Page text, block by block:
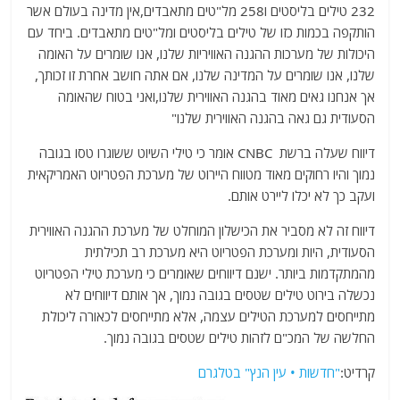
232 טילים בליסטים ו258 מל"טים מתאבדים,אין מדינה בעולם אשר
הותקפה בכמות כזו של טילים בליסטים ומל"טים מתאבדים. ביחד עם
היכולות של מערכות ההגנה האוויריות שלנו, אנו שומרים על האומה
שלנו, אנו שומרים על המדינה שלנו, אם אתה חושב אחרת זו זכותך,
אך אנחנו גאים מאוד בהגנה האווירית שלנו,ואני בטוח שהאומה
הסעודית גם גאה בהגנה האווירית שלנו"
דיווח שעלה ברשת CNBC אומר כי טילי השיוט ששוגרו טסו בגובה
נמוך והיו רחוקים מאוד מטווח היירוט של מערכת הפטריוט האמריקאית
ועקב כך לא יכלו ליירט אותם.
דיווח זה לא מסביר את הכישלון המוחלט של מערכת ההגנה האווירית
הסעודית, היות ומערכת הפטריוט היא מערכת רב תכילתית
מהמתקדמות ביותר. ישנם דיווחים שאומרים כי מערכת טילי הפטריוט
נכשלה בירוט טילים שטסים בגובה נמוך, אך אותם דיווחים לא
מתייחסים למערכת הטילים עצמה, אלא מתייחסים לכאורה ליכולת
החלשה של המכ"ם לזהות טילים שטסים בגובה נמוך.
קרדיט:"חדשות • עין הנץ" בטלגרם